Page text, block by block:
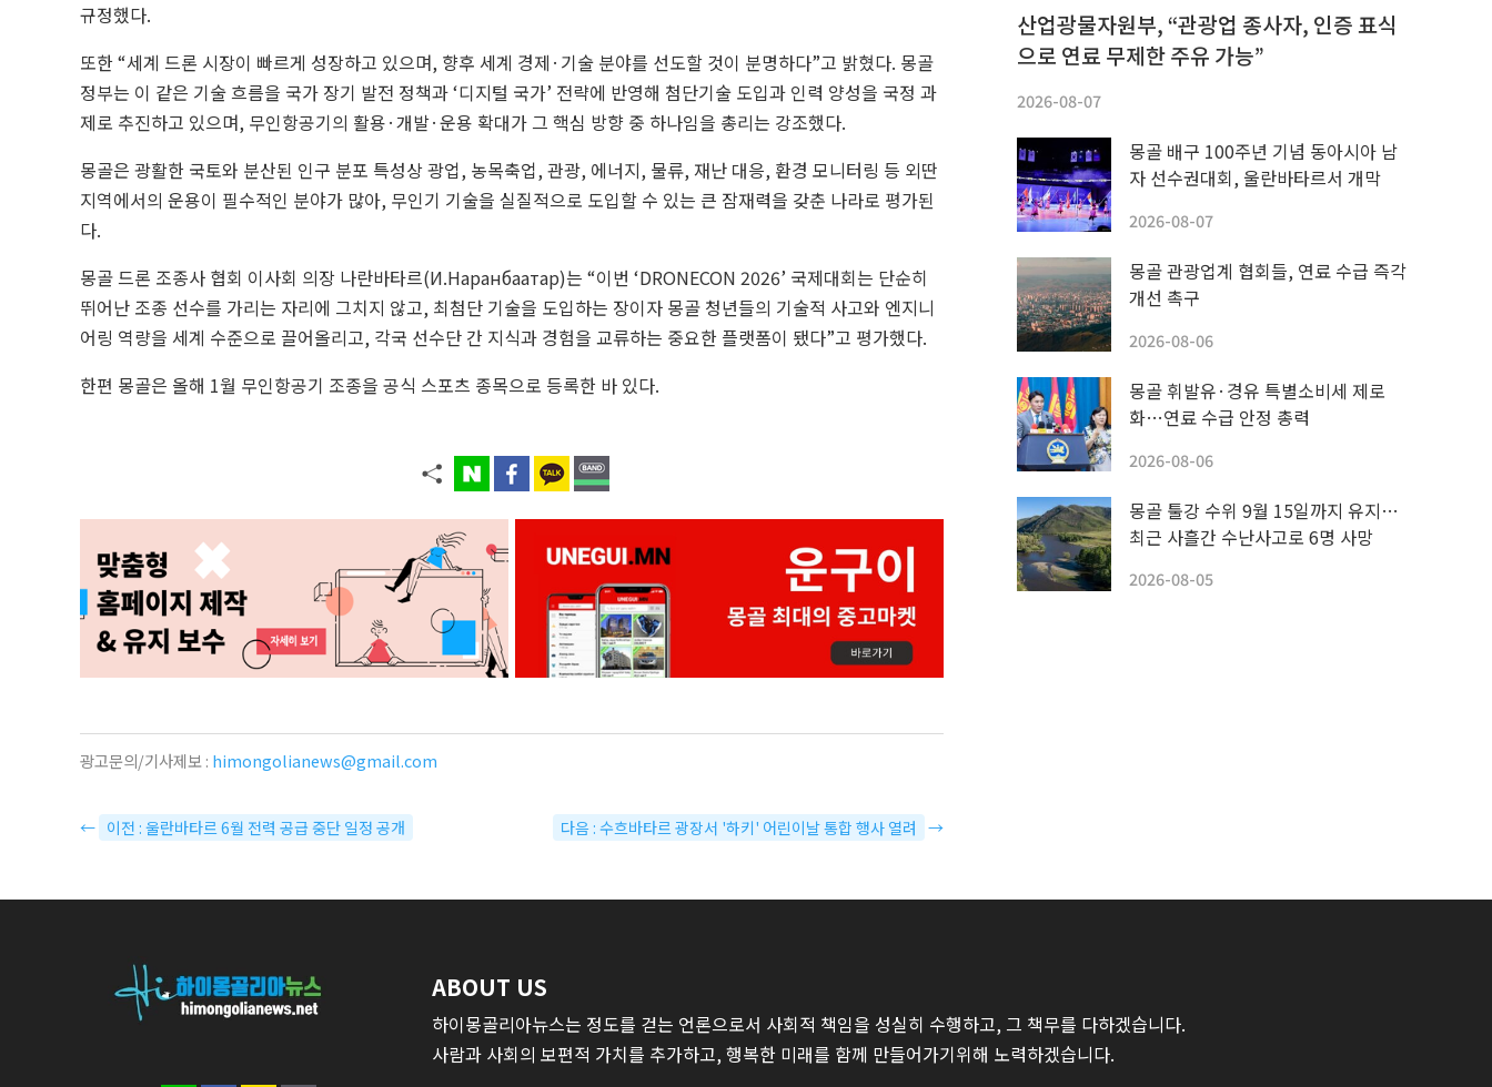
규정했다.
또한 “세계 드론 시장이 빠르게 성장하고 있으며, 향후 세계 경제·기술 분야를 선도할 것이 분명하다”고 밝혔다. 몽골
정부는 이 같은 기술 흐름을 국가 장기 발전 정책과 ‘디지털 국가’ 전략에 반영해 첨단기술 도입과 인력 양성을 국정 과
제로 추진하고 있으며, 무인항공기의 활용·개발·운용 확대가 그 핵심 방향 중 하나임을 총리는 강조했다.
몽골은 광활한 국토와 분산된 인구 분포 특성상 광업, 농목축업, 관광, 에너지, 물류, 재난 대응, 환경 모니터링 등 외딴
지역에서의 운용이 필수적인 분야가 많아, 무인기 기술을 실질적으로 도입할 수 있는 큰 잠재력을 갖춘 나라로 평가된
다.
몽골 드론 조종사 협회 이사회 의장 나란바타르(И.Наранбаатар)는 “이번 ‘DRONECON 2026’ 국제대회는 단순히
뛰어난 조종 선수를 가리는 자리에 그치지 않고, 최첨단 기술을 도입하는 장이자 몽골 청년들의 기술적 사고와 엔지니
어링 역량을 세계 수준으로 끌어올리고, 각국 선수단 간 지식과 경험을 교류하는 중요한 플랫폼이 됐다”고 평가했다.
한편 몽골은 올해 1월 무인항공기 조종을 공식 스포츠 종목으로 등록한 바 있다.
광고문의/기사제보 : himongolianews@gmail.com
← 이전 : 울란바타르 6월 전력 공급 중단 일정 공개 다음 : 수흐바타르 광장서 '하키' 어린이날 통합 행사 열려 →
산업광물자원부, “관광업 종사자, 인증 표식
으로 연료 무제한 주유 가능”
2026-08-07
몽골 배구 100주년 기념 동아시아 남
자 선수권대회, 울란바타르서 개막
2026-08-07
몽골 관광업계 협회들, 연료 수급 즉각
개선 촉구
2026-08-06
몽골 휘발유·경유 특별소비세 제로
화…연료 수급 안정 총력
2026-08-06
몽골 툴강 수위 9월 15일까지 유지…
최근 사흘간 수난사고로 6명 사망
2026-08-05
ABOUT US
하이몽골리아뉴스는 정도를 걷는 언론으로서 사회적 책임을 성실히 수행하고, 그 책무를 다하겠습니다.
사람과 사회의 보편적 가치를 추가하고, 행복한 미래를 함께 만들어가기위해 노력하겠습니다.